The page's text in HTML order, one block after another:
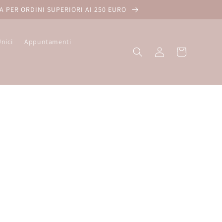
PER ORDINI SUPERIORI AI 250 EURO
Appuntamenti
Accedi Carrello